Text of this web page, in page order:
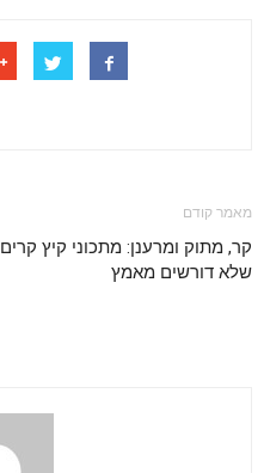
מאמר קודם
קר, מתוק ומרענן: מתכוני קיץ קרים
שלא דורשים מאמץ